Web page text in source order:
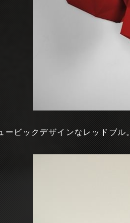
ービックデザインなレッドブル